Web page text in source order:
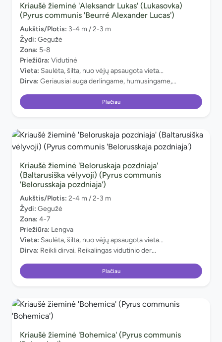
Kriaušė žieminė 'Aleksandr Lukas' (Lukasovka)
(Pyrus communis 'Beurré Alexander Lucas')
Aukštis/Plotis: 3-4 m / 2-3 m
Žydi: Gegužė
Zona: 5-8
Priežiūra: Vidutinė
Vieta: Saulėta, šilta, nuo vėjų apsaugota vieta...
Dirva: Geriausiai auga derlingame, humusingame,...
Plačiau
Kriaušė žieminė 'Beloruskaja pozdniaja'
(Baltarusiška vėlyvoji) (Pyrus communis
'Belorusskaja pozdniaja')
Aukštis/Plotis: 2-4 m / 2-3 m
Žydi: Gegužė
Zona: 4-7
Priežiūra: Lengva
Vieta: Saulėta, šilta, nuo vėjų apsaugota vieta...
Dirva: Reikli dirvai. Reikalingas vidutinio der...
Plačiau
Kriaušė žieminė 'Bohemica' (Pyrus communis